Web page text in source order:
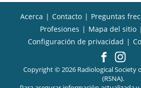
Acerca | Contacto | Preguntas
Profesiones | Mapa del sitio |
Configuración de privacidad |
Copyright © 2026 Radiological Society
(RSNA).